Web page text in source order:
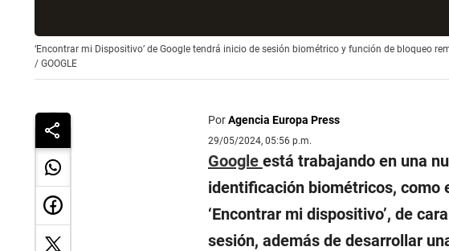
‘Encontrar mi Dispositivo’ de Google tendrá inicio de sesión biométrico y función de bloqueo
/ GOOGLE
PorAgencia Europa Press
29/05/2024, 05:56 p.m.
Google está trabajando en una
identificación biométricos, como
‘Encontrar mi dispositivo’, de
sesión, además de desarrollar